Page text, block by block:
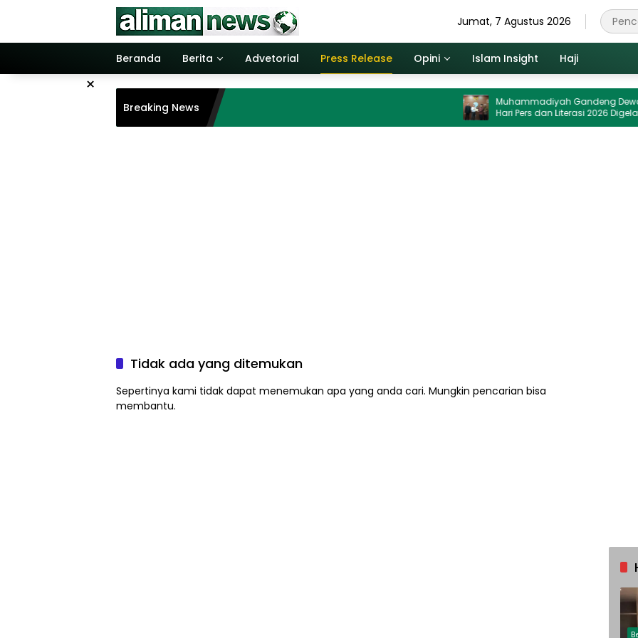
Jumat, 7 Agustus 2026
Beranda Berita Advetorial Press Release Opini Islam Insight Haji
×
Breaking News
Muhammadiyah Gandeng Dewan Pers,
Hari Pers dan Literasi 2026 Digelar di UMJ
Tidak ada yang ditemukan
Sepertinya kami tidak dapat menemukan apa yang anda cari. Mungkin pencarian bisa
membantu.